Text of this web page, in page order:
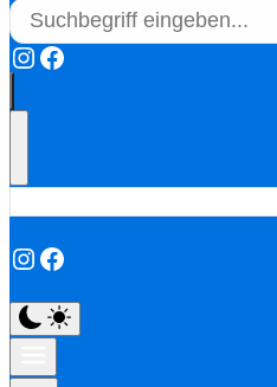
Instagram
Facebook
Instagram
Facebook